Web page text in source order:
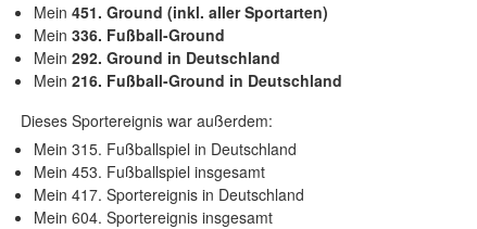
Mein 451. Ground (inkl. aller Sportarten)
Mein 336. Fußball-Ground
Mein 292. Ground in Deutschland
Mein 216. Fußball-Ground in Deutschland
Dieses Sportereignis war außerdem:
Mein 315. Fußballspiel in Deutschland
Mein 453. Fußballspiel insgesamt
Mein 417. Sportereignis in Deutschland
Mein 604. Sportereignis insgesamt